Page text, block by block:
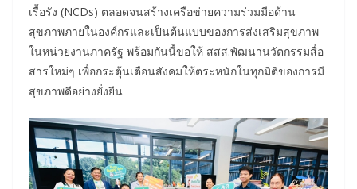
เรื้อรัง (NCDs) ตลอดจนสร้างเครือข่ายความร่วมมือด้าน
สุขภาพภายในองค์กรและเป็นต้นแบบของการส่งเสริมสุขภาพ
ในหน่วยงานภาครัฐ พร้อมกันนี้ขอให้ สสส.พัฒนานวัตกรรมสื่อ
สารใหม่ๆ เพื่อกระตุ้นเตือนสังคมให้ตระหนักในทุกมิติของการมี
สุขภาพดีอย่างยั่งยืน